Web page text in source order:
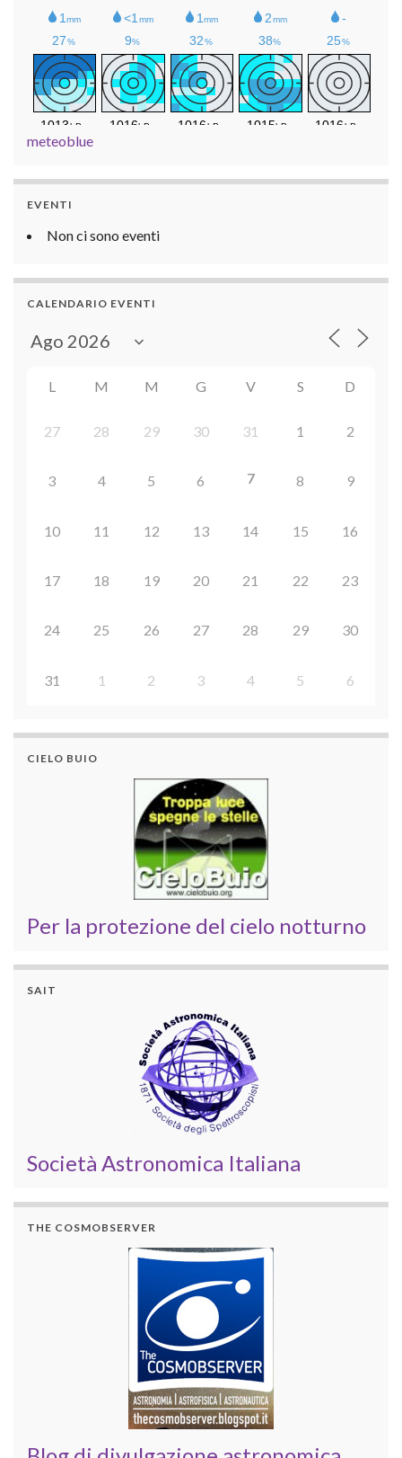
meteoblue
EVENTI
Non ci sono eventi
CALENDARIO EVENTI
L M M G V S D
27 28 29 30 31 1 2
3 4 5 6 7 8 9
10 11 12 13 14 15 16
17 18 19 20 21 22 23
24 25 26 27 28 29 30
31 1 2 3 4 5 6
CIELO BUIO
Per la protezione del cielo notturno
SAIT
Società Astronomica Italiana
THE COSMOBSERVER